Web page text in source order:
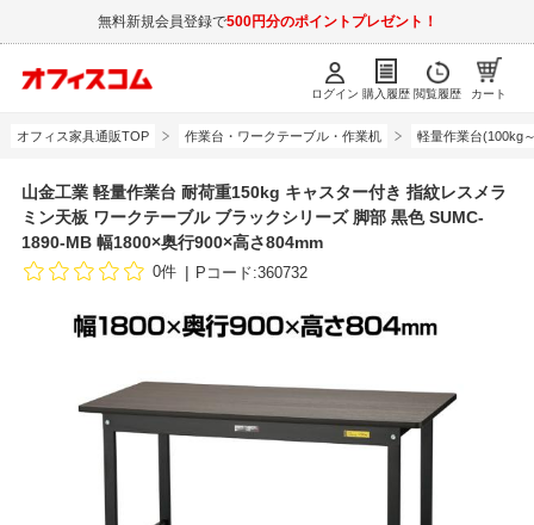
無料新規会員登録で500円分のポイントプレゼント！
ログイン 購入履歴 閲覧履歴 カート
オフィス家具通販TOP 作業台・ワークテーブル・作業机 軽量作業台(100kg
山金工業 軽量作業台 耐荷重150kg キャスター付き 指紋レスメラ
ミン天板 ワークテーブル ブラックシリーズ 脚部 黒色 SUMC-
1890-MB 幅1800×奥行900×高さ804mm
0件 Pコード:360732